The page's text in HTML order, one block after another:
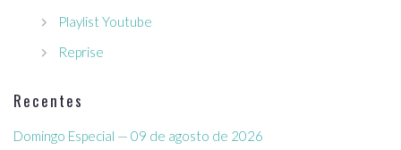
Playlist Youtube
Reprise
Recentes
Domingo Especial — 09 de agosto de 2026